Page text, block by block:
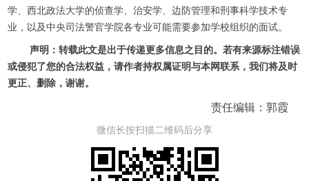
学、西北政法大学的侦查学、治安学、边防管理和刑事科学技术专
业，以及中央司法警官学院各专业可能需要参加学校组织的面试。
声明：转载此文是出于传递更多信息之目的。若有来源标注错误
或侵犯了您的合法权益，请作者持权属证明与本网联系，我们将及时
更正、删除，谢谢。
责任编辑：郭霞
微信长按扫描二维码后分享